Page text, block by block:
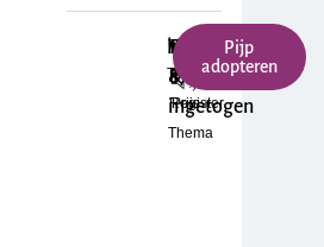
h¹
Toonhoogte
Warm
&
ingetogen
Thema
Prestant
8'
Register
Klein
Formaat
€
17.50
Prijs
Pijp
adopteren